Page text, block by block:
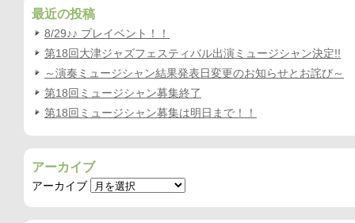
最近の投稿
8/29♪♪ プレイベント！！
第18回大津ジャズフェスティバル出演ミュージシャン決定!!
～演奏ミュージシャン結果発表日変更のお知らせとお詫び～
第18回ミュージシャン募集終了
第18回ミュージシャン募集は明日まで！！
アーカイブ
アーカイブ